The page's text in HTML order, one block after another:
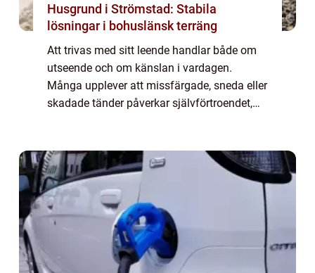
Husgrund i Strömstad: Stabila
lösningar i bohuslänsk terräng
Att trivas med sitt leende handlar både om
utseende och om känslan i vardagen.
Många upplever att missfärgade, sneda eller
skadade tänder påverkar självförtroendet,
sko...